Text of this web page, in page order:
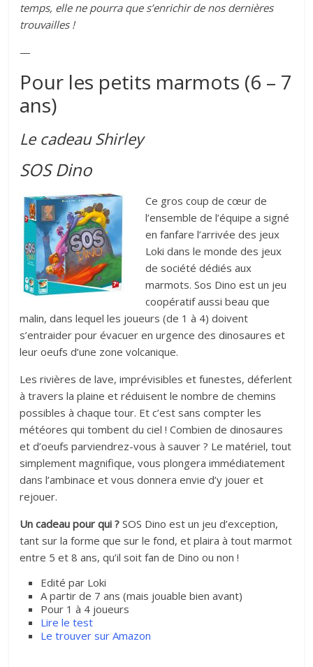
temps, elle ne pourra que s’enrichir de nos dernières
trouvailles !
—
Pour les petits marmots (6 – 7
ans)
Le cadeau Shirley
SOS Dino
Ce gros coup de cœur de
l’ensemble de l’équipe a signé
en fanfare l’arrivée des jeux
Loki dans le monde des jeux
de société dédiés aux
marmots. Sos Dino est un jeu
coopératif aussi beau que
malin, dans lequel les joueurs (de 1 à 4) doivent
s’entraider pour évacuer en urgence des dinosaures et
leur oeufs d’une zone volcanique.
Les rivières de lave, imprévisibles et funestes, déferlent
à travers la plaine et réduisent le nombre de chemins
possibles à chaque tour. Et c’est sans compter les
météores qui tombent du ciel ! Combien de dinosaures
et d’oeufs parviendrez-vous à sauver ? Le matériel, tout
simplement magnifique, vous plongera immédiatement
dans l’ambinace et vous donnera envie d’y jouer et
rejouer.
Un cadeau pour qui ? SOS Dino est un jeu d’exception,
tant sur la forme que sur le fond, et plaira à tout marmot
entre 5 et 8 ans, qu’il soit fan de Dino ou non !
Edité par Loki
A partir de 7 ans (mais jouable bien avant)
Pour 1 à 4 joueurs
Lire le test
Le trouver sur Amazon